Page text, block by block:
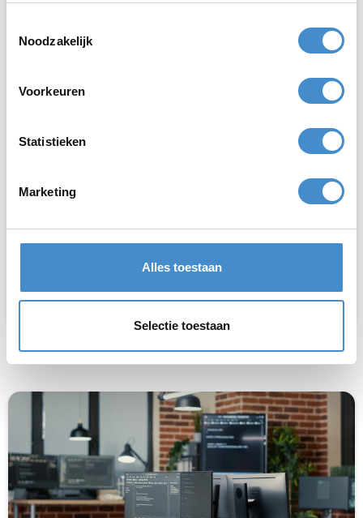
Noodzakelijk
Voorkeuren
Statistieken
Marketing
Alles toestaan
Selectie toestaan
Heeft u een overschot aan
van vorig
Stuur ons snel een bericht. Binnen 12 uur weet u
wat u ervoor kunt krijgen.
Contact opnemen